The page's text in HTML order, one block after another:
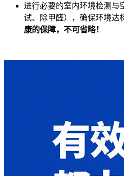
进行必要的室内环境检测与
试、除甲醛），确保环境达
康的保障，不可省略！